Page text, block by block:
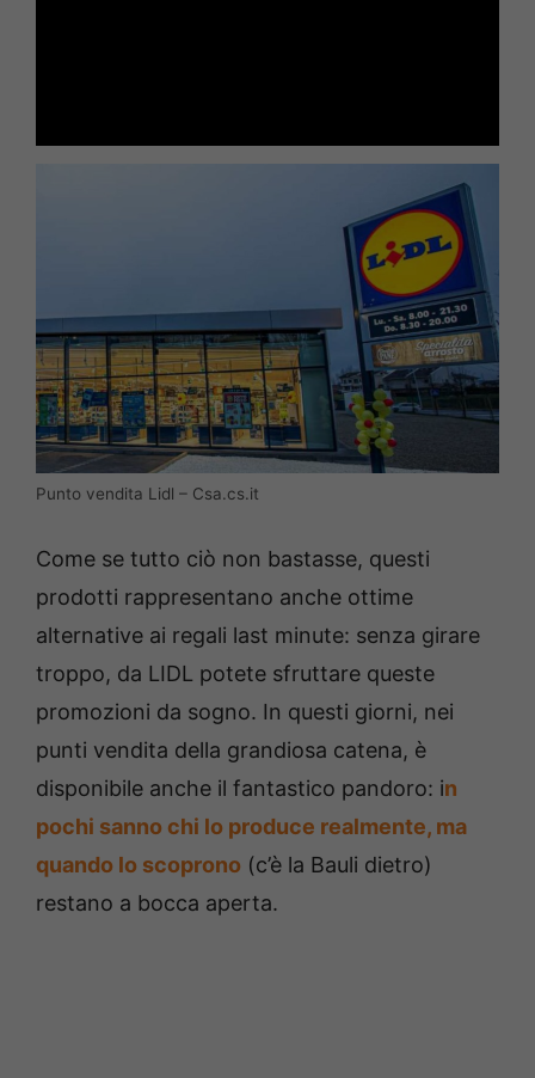
Punto vendita Lidl – Csa.cs.it
Come se tutto ciò non bastasse, questi
prodotti rappresentano anche ottime
alternative ai regali last minute: senza girare
troppo, da LIDL potete sfruttare queste
promozioni da sogno. In questi giorni, nei
punti vendita della grandiosa catena, è
disponibile anche il fantastico pandoro: in
pochi sanno chi lo produce realmente, ma
quando lo scoprono (c’è la Bauli dietro)
restano a bocca aperta.